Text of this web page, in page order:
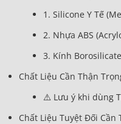
1. Silicone Y Tế
2. Nhựa ABS
3. Kính
Chất Liệu Cần Thận
⚠️ Lưu ý khi dùng
Chất Liệu Tuyệt Đối Cần